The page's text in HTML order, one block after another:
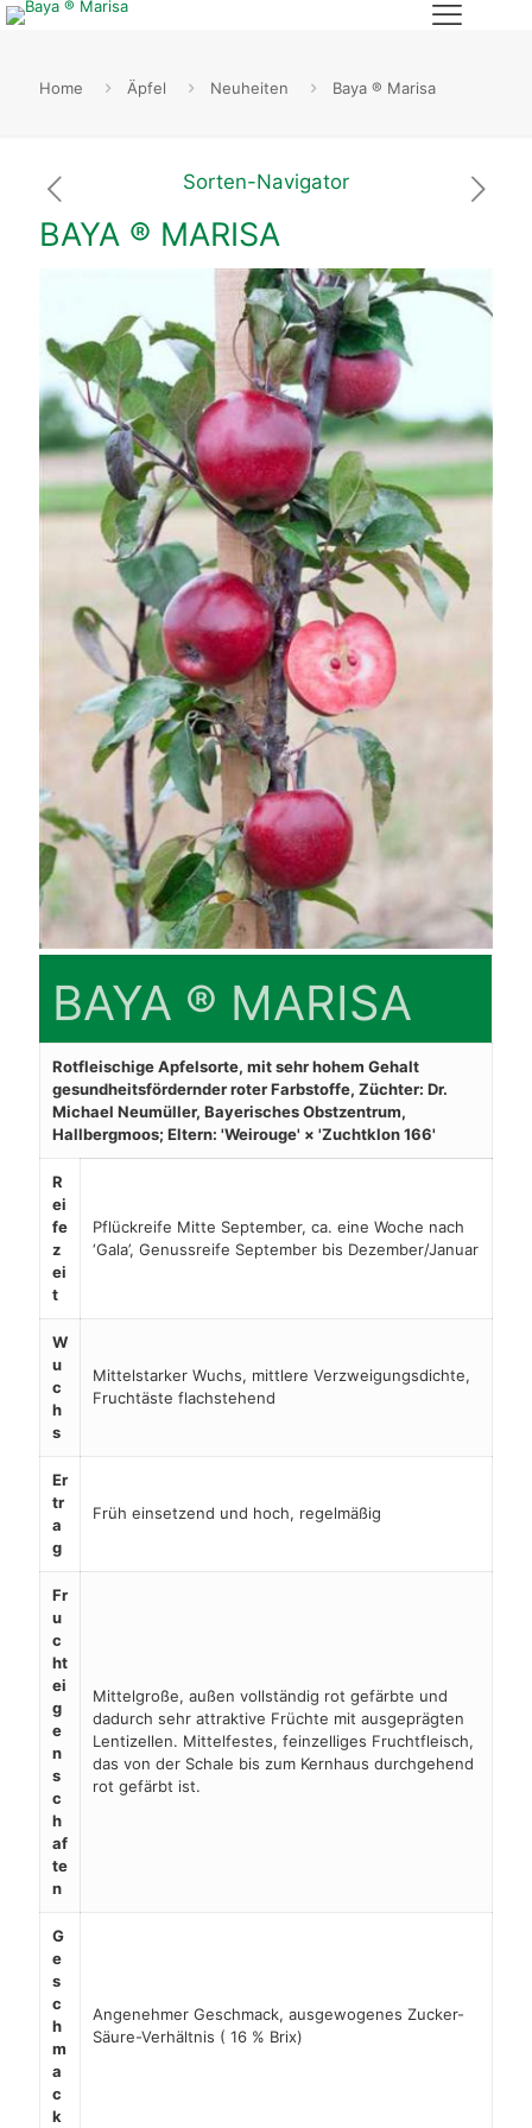
Home Äpfel Neuheiten Baya ® Marisa
Sorten-Navigator
BAYA ® MARISA
BAYA ® MARISA
Rotfleischige Apfelsorte, mit sehr hohem Gehalt
gesundheitsfördernder roter Farbstoffe, Züchter: Dr.
Michael Neumüller, Bayerisches Obstzentrum,
Hallbergmoos; Eltern: 'Weirouge' × 'Zuchtklon 166'
R
ei
fe
z
ei
t
Pflückreife Mitte September, ca. eine Woche nach
‘Gala’, Genussreife September bis Dezember/Januar
W
u
c
h
s
Mittelstarker Wuchs, mittlere Verzweigungsdichte,
Fruchtäste flachstehend
Er
tr
a
g
Früh einsetzend und hoch, regelmäßig
Fr
u
c
ht
ei
g
e
n
s
c
h
af
te
n
Mittelgroße, außen vollständig rot gefärbte und
dadurch sehr attraktive Früchte mit ausgeprägten
Lentizellen. Mittelfestes, feinzelliges Fruchtfleisch,
das von der Schale bis zum Kernhaus durchgehend
rot gefärbt ist.
G
e
s
c
h
m
a
c
k
Angenehmer Geschmack, ausgewogenes Zucker-
Säure-Verhältnis ( 16 % Brix)